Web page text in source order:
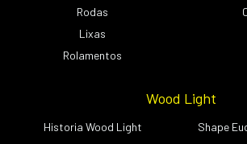
Rodas
Lixas
Rolamentos
Wood Light
Historia Wood Light
Shape